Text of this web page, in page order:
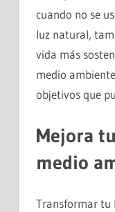
cuando no se
luz natural,
vida más
medio
objetivos que
Mejora
medio
Transformar tu